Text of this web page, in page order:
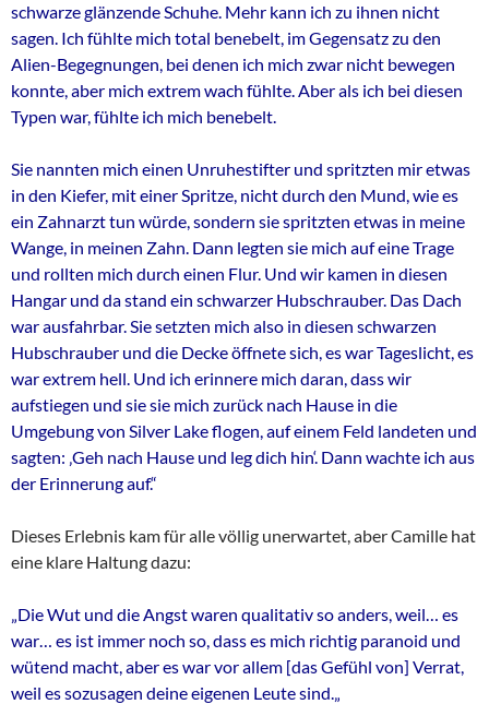
schwarze glänzende Schuhe. Mehr kann ich zu ihnen nicht
sagen. Ich fühlte mich total benebelt, im Gegensatz zu den
Alien-Begegnungen, bei denen ich mich zwar nicht bewegen
konnte, aber mich extrem wach fühlte. Aber als ich bei diesen
Typen war, fühlte ich mich benebelt.
Sie nannten mich einen Unruhestifter und spritzten mir etwas
in den Kiefer, mit einer Spritze, nicht durch den Mund, wie es
ein Zahnarzt tun würde, sondern sie spritzten etwas in meine
Wange, in meinen Zahn. Dann legten sie mich auf eine Trage
und rollten mich durch einen Flur. Und wir kamen in diesen
Hangar und da stand ein schwarzer Hubschrauber. Das Dach
war ausfahrbar. Sie setzten mich also in diesen schwarzen
Hubschrauber und die Decke öffnete sich, es war Tageslicht, es
war extrem hell. Und ich erinnere mich daran, dass wir
aufstiegen und sie sie mich zurück nach Hause in die
Umgebung von Silver Lake flogen, auf einem Feld landeten und
sagten: ‚Geh nach Hause und leg dich hin‘. Dann wachte ich aus
der Erinnerung auf.“
Dieses Erlebnis kam für alle völlig unerwartet, aber Camille hat
eine klare Haltung dazu:
„Die Wut und die Angst waren qualitativ so anders,weil… es
war… es ist immer noch so,dass es mich richtig paranoid und
wütend macht,aber es war vor allem [das Gefühl von] Verrat,
weil es sozusagen deine eigenen Leute sind.„